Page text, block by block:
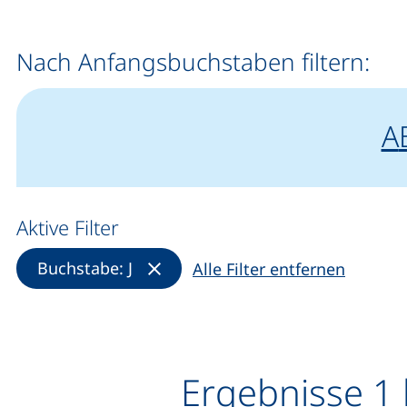
Nach Anfangsbuchstaben filtern:
A
Aktive Filter
Buchstabe: J (Filter entfernen)
Alle Filter entfernen
Ergebnisse